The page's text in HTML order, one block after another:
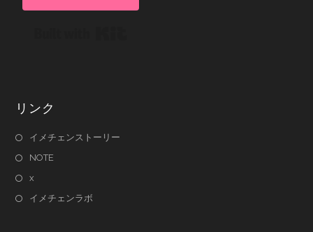
リンク
イメチェンストーリー
NOTE
x
イメチェンラボ